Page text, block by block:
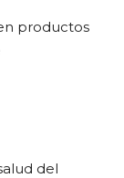
productos
del